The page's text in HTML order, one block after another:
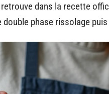
dans la recette
double phase rissolage